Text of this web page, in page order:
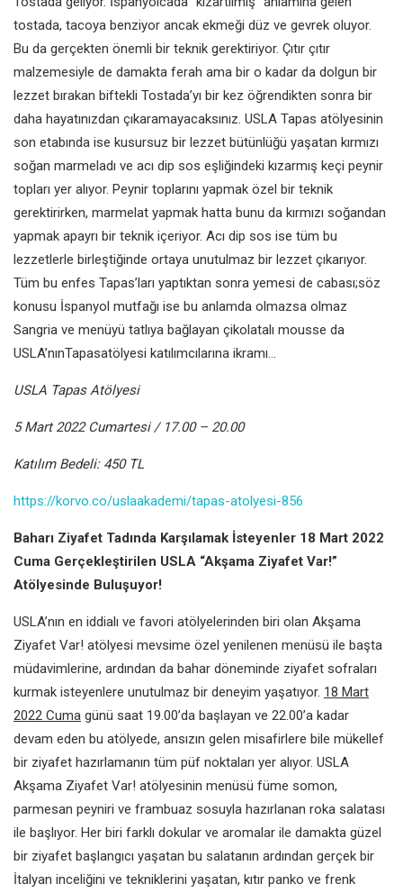
tostada, tacoya benziyor ancak ekmeği düz ve gevrek oluyor.
Bu da gerçekten önemli bir teknik gerektiriyor. Çıtır çıtır
malzemesiyle de damakta ferah ama bir o kadar da dolgun bir
lezzet bırakan biftekli Tostada’yı bir kez öğrendikten sonra bir
daha hayatınızdan çıkaramayacaksınız. USLA Tapas atölyesinin
son etabında ise kusursuz bir lezzet bütünlüğü yaşatan kırmızı
soğan marmeladı ve acı dip sos eşliğindeki kızarmış keçi peynir
topları yer alıyor. Peynir toplarını yapmak özel bir teknik
gerektirirken, marmelat yapmak hatta bunu da kırmızı soğandan
yapmak apayrı bir teknik içeriyor. Acı dip sos ise tüm bu
lezzetlerle birleştiğinde ortaya unutulmaz bir lezzet çıkarıyor.
Tüm bu enfes Tapas’ları yaptıktan sonra yemesi de cabası;söz
konusu İspanyol mutfağı ise bu anlamda olmazsa olmaz
Sangria ve menüyü tatlıya bağlayan çikolatalı mousse da
USLA’nınTapasatölyesi katılımcılarına ikramı…
USLA Tapas Atölyesi
5 Mart 2022 Cumartesi / 17.00 – 20.00
Katılım Bedeli: 450 TL
https://korvo.co/uslaakademi/tapas-atolyesi-856
Baharı Ziyafet Tadında Karşılamak İsteyenler 18 Mart 2022
Cuma Gerçekleştirilen USLA “Akşama Ziyafet Var!”
Atölyesinde Buluşuyor!
USLA’nın en iddialı ve favori atölyelerinden biri olan Akşama
Ziyafet Var! atölyesi mevsime özel yenilenen menüsü ile başta
müdavimlerine, ardından da bahar döneminde ziyafet sofraları
kurmak isteyenlere unutulmaz bir deneyim yaşatıyor. 18 Mart
2022 Cuma günü saat 19.00’da başlayan ve 22.00’a kadar
devam eden bu atölyede, ansızın gelen misafirlere bile mükellef
bir ziyafet hazırlamanın tüm püf noktaları yer alıyor. USLA
Akşama Ziyafet Var! atölyesinin menüsü füme somon,
parmesan peyniri ve frambuaz sosuyla hazırlanan roka salatası
ile başlıyor. Her biri farklı dokular ve aromalar ile damakta güzel
bir ziyafet başlangıcı yaşatan bu salatanın ardından gerçek bir
İtalyan inceliğini ve tekniklerini yaşatan, kıtır panko ve frenk